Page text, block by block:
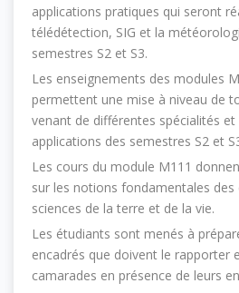
applications pratiques qui seront
télédétection, SIG et la
semestres S2 et S3.
Les enseignements des modules
permettent une mise à niveau de
venant de différentes spécialités
applications des semestres S2 et
Les cours du module M111
sur les notions fondamentales des
sciences de la terre et de la vie.
Les étudiants sont menés à
encadrés que doivent le rapporter
camarades en présence de leurs